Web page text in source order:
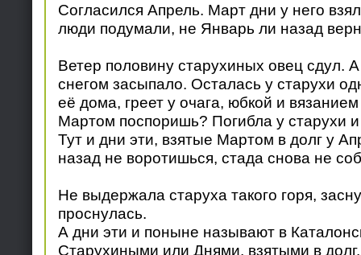
Согласился Апрель. Март дни у него
люди подумали, не Январь ли назад
Ветер половину старухиных овец сдул.
снегом засыпало. Осталась у старухи
её дома, греет у очага, юбкой и
Мартом поспоришь? Погибла у старухи
Тут и дни эти, взятые Мартом в долг у
назад не воротишься, стада снова не
Не выдержала старуха такого горя,
проснулась.
А дни эти и поныне называют в
Старухиными или Днями, взятыми в долг.